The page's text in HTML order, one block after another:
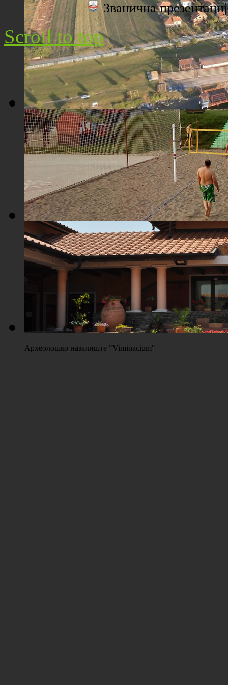
Плажа "Топољар" - Поглед са торња
Плажа "Топољар" - Поглед из ваздуха
Плажа "Топољар" - Терени на песку
Археолошко назалиште "Viminacium"
Званична
Scroll to top